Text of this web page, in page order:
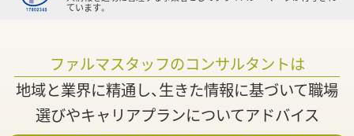
ています。
ファルマスタッフのコンサルタントは
地域と業界に精通し、生きた情報に基づいて職場
選びやキャリアプランについてアドバイス